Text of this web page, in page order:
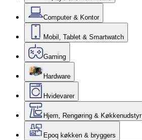
Computer & Kontor
Mobil, Tablet & Smartwatch
Gaming
Hardware
Hvidevarer
Hjem, Rengøring & Køkkenudstyr
Epoq køkken & bryggers